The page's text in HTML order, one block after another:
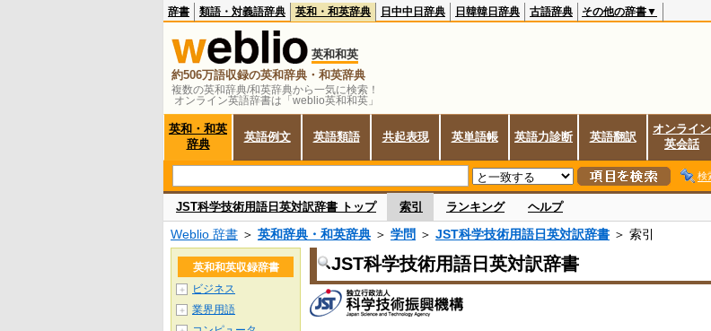
複数の英和辞典/和英辞典から一気に検索！
オンライン英語辞書は「weblio英和和英」
辞書 類語・対義語辞典 英和・和英辞典 日中中日辞典 日韓韓日辞典 古語辞典 その他の辞書▼
英和和英
約506万語収録の英和辞典・和英辞典
英和・和英
辞典
英語例文 英語類語 共起表現 英単語帳 英語力診断 英語翻訳
オンライン
英会話
検
JST科学技術用語日英対訳辞書 トップ 索引 ランキング ヘルプ
Weblio 辞書 ＞ 英和辞典・和英辞典 ＞ 学問 ＞ JST科学技術用語日英対訳辞書 ＞ 索引
JST科学技術用語日英対訳辞書
英和和英収録辞書
＋ ビジネス
＋ 業界用語